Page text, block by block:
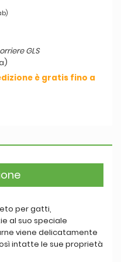
GLS
è gratis fino a
per gatti,
al suo speciale
viene delicatamente
intatte le sue proprietà